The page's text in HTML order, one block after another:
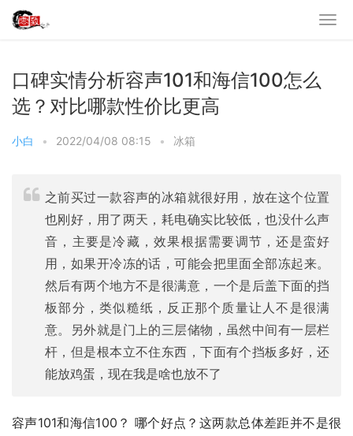
口碑实情分析容声101和海信100怎么
选？对比哪款性价比更高
小白 • 2022/04/08 08:15 • 冰箱
之前买过一款容声的冰箱就很好用，放在这个位置
也刚好，用了两天，耗电确实比较低，也没什么声
音，主要是冷藏，效果根据需要调节，还是蛮好
用，如果开冷冻的话，可能会把里面全部冻起来。
然后有两个地方不是很满意，一个是后盖下面的挡
板部分，类似糙纸，反正那个质量让人不是很满
意。另外就是门上的三层储物，虽然中间有一层栏
杆，但是根本立不住东西，下面有个挡板多好，还
能放鸡蛋，现在我是啥也放不了
容声101和海信100？ 哪个好点？这两款总体差距并不是很